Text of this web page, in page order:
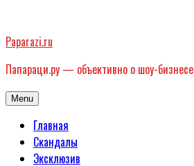
content
Paparazi.ru
Папараци.ру — объективно о шоу-бизнесе
Menu
Главная
Скандалы
Эксклюзив